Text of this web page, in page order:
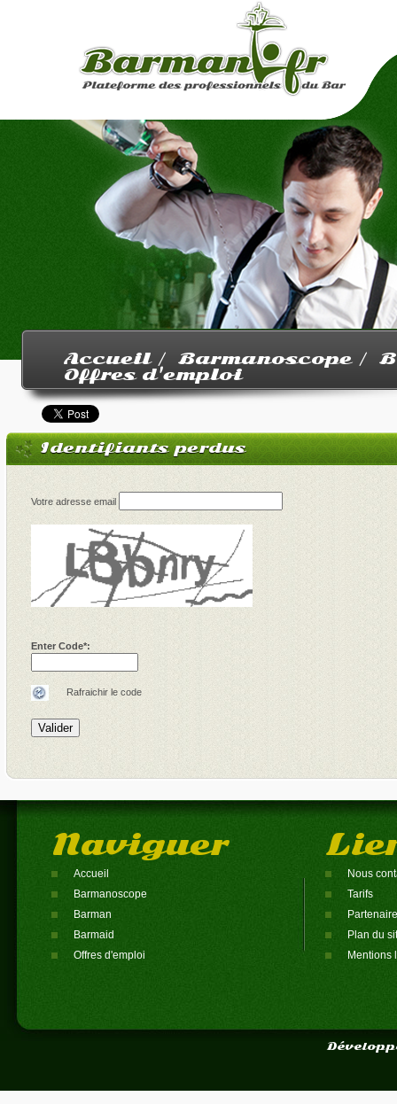
Accueil / Barmanoscope /
Offres d'emploi
Identifiants perdus
Votre adresse email
Enter Code*:
Rafraichir le code
Naviguer
Accueil
Barmanoscope
Barman
Barmaid
Offres d'emploi
Nous
Tarifs
Plan du
Mentions